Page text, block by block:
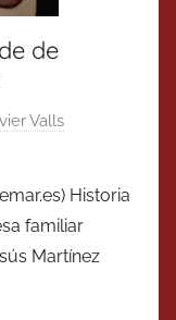
de
Valls
Historia
familiar
Martínez